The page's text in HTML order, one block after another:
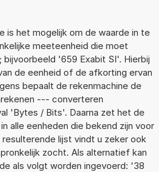
is het mogelijk om de waarde in te
meeteenheid die moet
'659 Exabit SI'. Hierbij
de eenheid of de afkorting ervan
bepaalt de rekenmachine de
--- converteren
'Bytes / Bits'. Daarna zet het de
alle eenheden die bekend zijn voor
lijst vindt u zeker ook
zocht. Als alternatief kan
als volgt worden ingevoerd: '38